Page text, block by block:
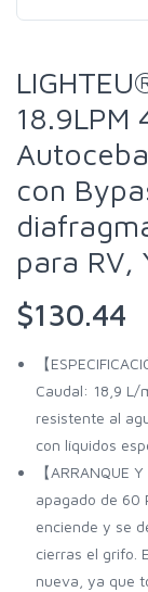
18.9LPM
con
para RV,
$130.44
【
Caudal: 18,9 L/
resistente al
con líquidos
【ARRANQUE
apagado de 60
enciende y se
cierras el grifo.
nueva, ya que